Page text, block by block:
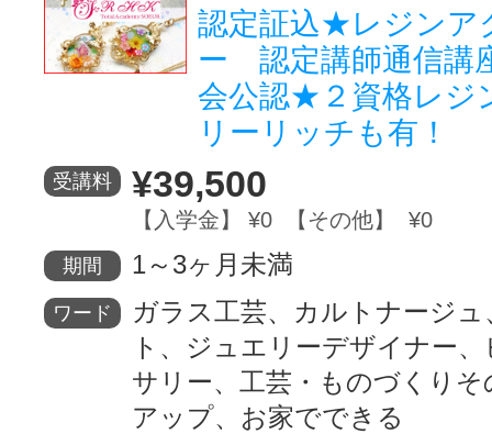
認定証込★レジンア
ー 認定講師通信講
会公認★２資格レジ
リーリッチも有！
受講料 ¥39,500
【入学金】 ¥0 【その他】 ¥0
期間 1～3ヶ月未満
ワード
ガラス工芸、カルトナージ
ト、ジュエリーデザイナー
サリー、工芸・ものづくりそ
アップ、お家でできる